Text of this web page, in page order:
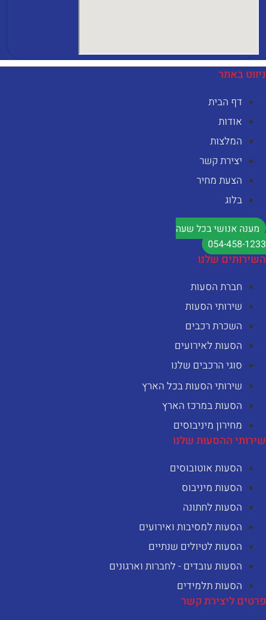
באתר
דף הבית
אודות
המלצות
יצירת קשר
הצעת מחיר
בלוג
מענה אנושי בכל שעה
054-458-
שלנו
חברת הסעות
שירותי הסעות
השכרת רכבים
הסעות לאירועים
סוגי הרכבים שלנו
שירותי הסעות בכל הארץ
הסעות במרכז הארץ
מחירון מיניבוסים
ההסעות שלנו
הסעות אוטובוסים
הסעות מיניבוס
הסעות לחתונה
הסעות למסיבות ואירועים
הסעות לטיולים שנתיים
הסעות עובדים - לחברות וארגונים
הסעות תלמידים
ליצירת קשר